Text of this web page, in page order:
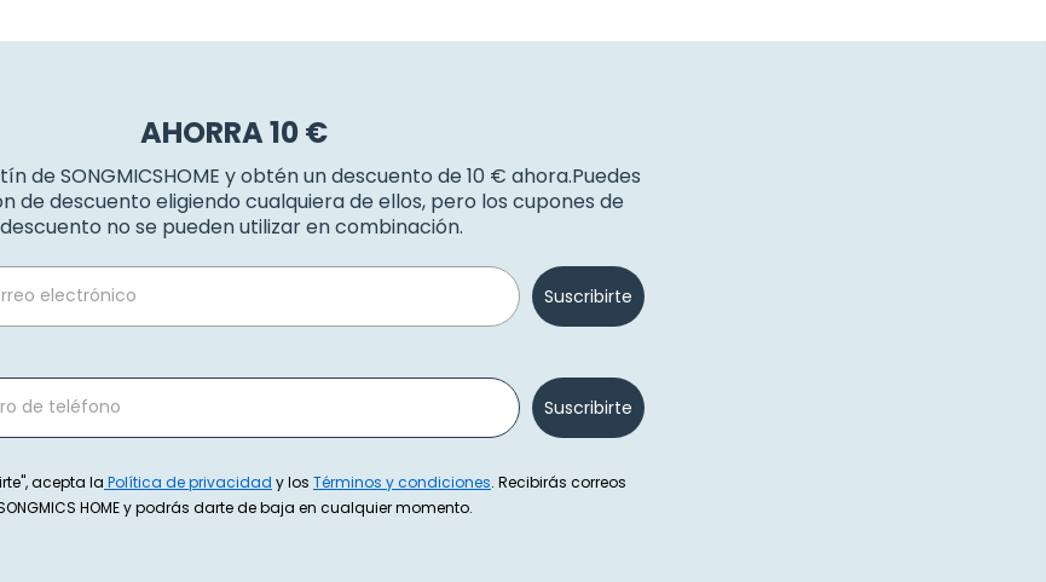
AHORRA 10 €
de SONGMICSHOME y obtén un descuento de 10 € ahora.Puedes
de descuento eligiendo cualquiera de ellos, pero los cupones de
descuento no se pueden utilizar en combinación.
Suscribirte
Suscribirte
acepta la Política de privacidad y los Términos y condiciones. Recibirás correos
HOME y podrás darte de baja en cualquier momento.